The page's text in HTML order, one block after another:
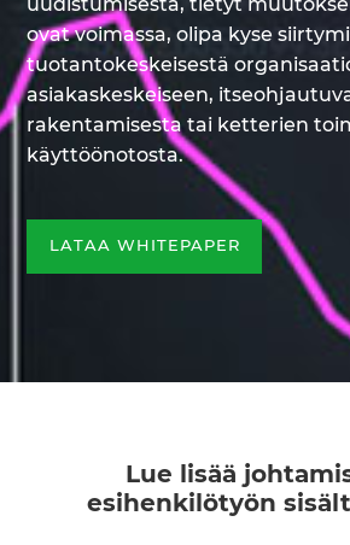
uudistumisesta, tietyt
ovat voimassa, olipa kyse
tuotantokeskeisestä
asiakaskeskeiseen,
rakentamisesta tai ketterien
käyttöönotosta.
LATAA WHITEPAPER
Lue lisää
esihenkilötyön